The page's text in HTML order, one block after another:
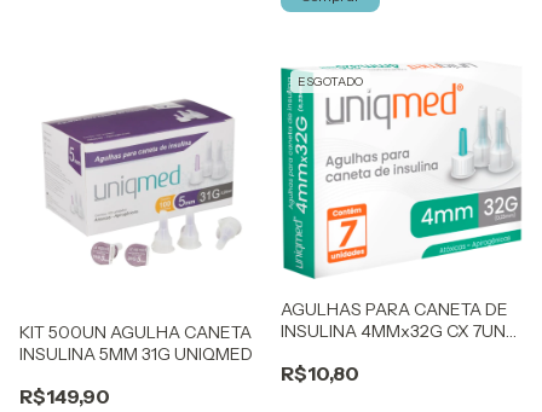
KIT 500UN AGULHA CANETA
INSULINA 5MM 31G UNIQMED
R$149,90
ESGOTADO
AGULHAS PARA CANETA DE
INSULINA 4MMx32G CX 7UN
R$10,80